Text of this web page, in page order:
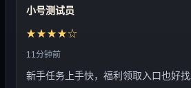
小号测试员
★★★★☆
11分钟前
新手任务上手快，福利领取入口也好找